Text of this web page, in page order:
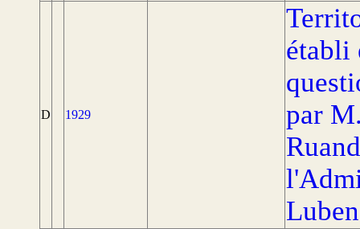
D 1929
établi
par